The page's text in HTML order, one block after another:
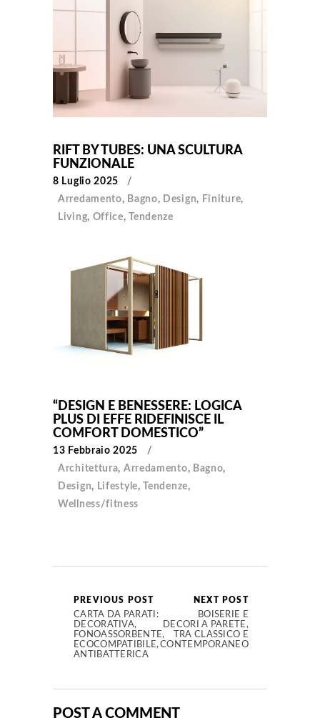
RIFT BY TUBES: UNA SCULTURA
FUNZIONALE
8 Luglio 2025
Arredamento, Bagno, Design, Finiture,
Living, Office, Tendenze
“DESIGN E BENESSERE: LOGICA
PLUS DI EFFE RIDEFINISCE IL
COMFORT DOMESTICO”
13 Febbraio 2025
Architettura, Arredamento, Bagno,
Design, Lifestyle, Tendenze,
Wellness/fitness
PREVIOUS POST
CARTA DA PARATI:
DECORATIVA,
FONOASSORBENTE,
ECOCOMPATIBILE,
ANTIBATTERICA
NEXT POST
BOISERIE E
DECORI A PARETE,
TRA CLASSICO E
CONTEMPORANEO
POST A COMMENT